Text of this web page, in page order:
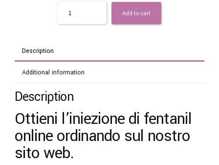
Add to cart
Description
Additional information
Description
Ottieni l’iniezione di fentanil
online ordinando sul nostro
sito web.